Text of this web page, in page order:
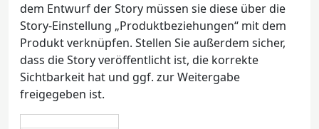
dem Entwurf der Story müssen sie diese über die
Story-Einstellung „Produktbeziehungen“ mit dem
Produkt verknüpfen. Stellen Sie außerdem sicher,
dass die Story veröffentlicht ist, die korrekte
Sichtbarkeit hat und ggf. zur Weitergabe
freigegeben ist.